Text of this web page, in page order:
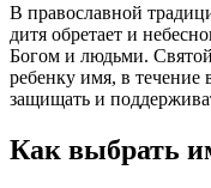
В православной
дитя обретает и
Богом и людьми.
ребенку имя, в течение
защищать и
Как выбрать